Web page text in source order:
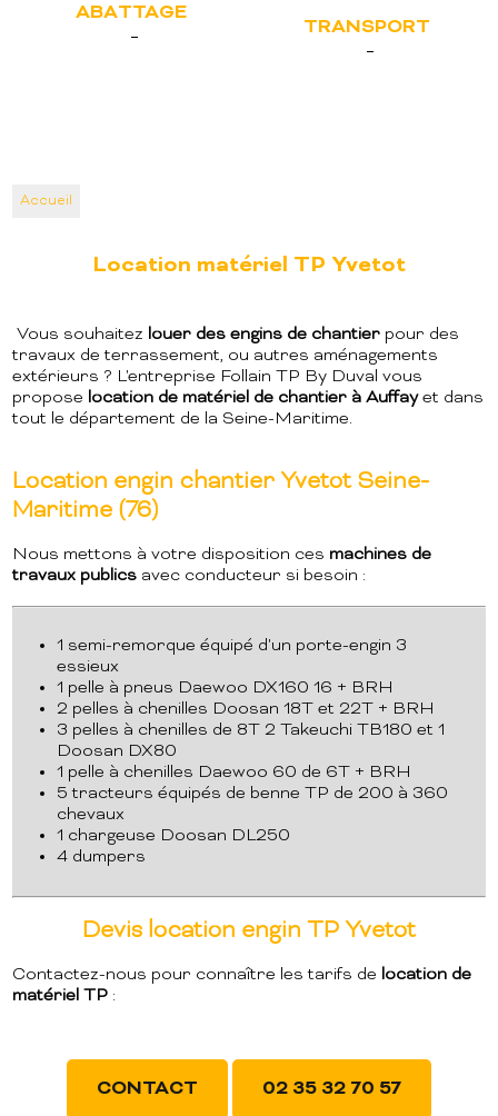
ABATTAGE
TRANSPORT
Accueil
Location matériel TP Yvetot
Vous souhaitez louer des engins de chantier pour des
travaux de terrassement, ou autres aménagements
extérieurs ? L'entreprise Follain TP By Duval vous
propose location de matériel de chantier à Auffayet dans
tout le département de la Seine-Maritime.
Location engin chantier Yvetot Seine-
Maritime (76)
Nous mettons à votre disposition ces machines de
travaux publics avec conducteur si besoin :
1 semi-remorque équipé d'un porte-engin 3
essieux
1 pelle à pneus Daewoo DX160 16 + BRH
2 pelles à chenilles Doosan 18T et 22T + BRH
3 pelles à chenilles de 8T 2 Takeuchi TB180 et 1
Doosan DX80
1 pelle à chenilles Daewoo 60 de 6T + BRH
5 tracteurs équipés de benne TP de 200 à 360
chevaux
1 chargeuse Doosan DL250
4 dumpers
Devis location engin TP Yvetot
Contactez-nous pour connaître les tarifs de location de
matériel TP :
CONTACT 02 35 32 70 57